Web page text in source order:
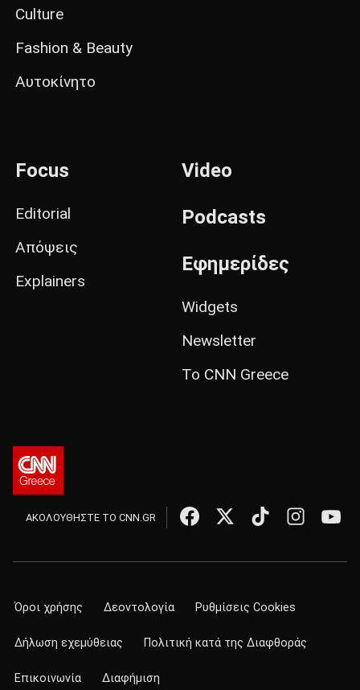
Culture
Fashion & Beauty
Αυτοκίνητο
Focus
Editorial
Απόψεις
Explainers
Video
Podcasts
Εφημερίδες
Widgets
Newsletter
Το CNN Greece
ΑΚΟΛΟΥΘΗΣΤΕ ΤΟ CNN.GR
Όροι χρήσης Δεοντολογία Ρυθμίσεις Cookies
Δήλωση εχεμύθειας Πολιτική κατά της Διαφθοράς
Επικοινωνία Διαφήμιση